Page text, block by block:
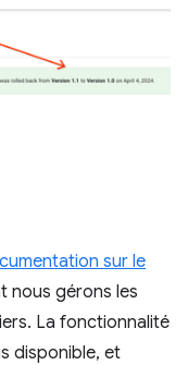
sur le
nous gérons les
La fonctionnalité
disponible, et